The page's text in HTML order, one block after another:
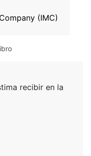
(IMC)
recibir en la